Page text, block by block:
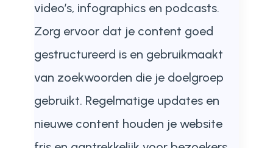
video’s, infographics en podcasts.
Zorg ervoor dat je content goed
gestructureerd is en gebruikmaakt
van zoekwoorden die je doelgroep
gebruikt. Regelmatige updates en
nieuwe content houden je website